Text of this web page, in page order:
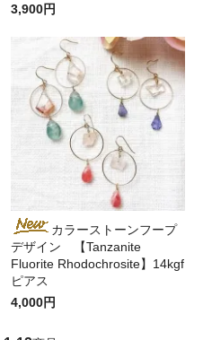
3,900円
カラーストーンフープ
デザイン 【Tanzanite
Fluorite Rhodochrosite】14kgf
ピアス
4,000円